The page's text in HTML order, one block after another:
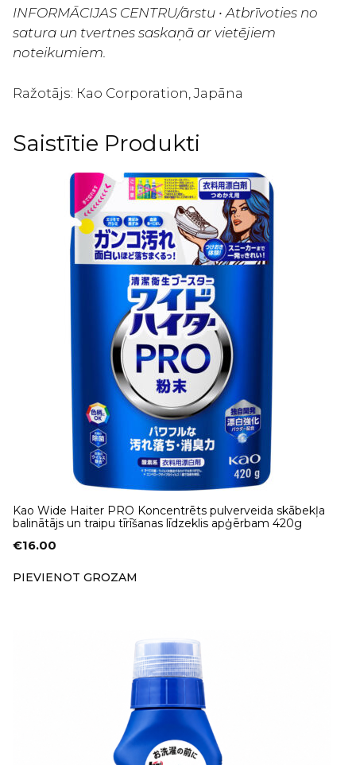
INFORMĀCIJAS CENTRU/ārstu • Atbrīvoties no
satura un tvertnes saskaņā ar vietējiem
noteikumiem.
Ražotājs: Као Corporation, Japāna
Saistītie Produkti
Kao Wide Haiter PRO Koncentrēts pulverveida skābekļa
balinātājs un traipu tīrīšanas līdzeklis apģērbam 420g
€16.00
PIEVIENOT GROZAM